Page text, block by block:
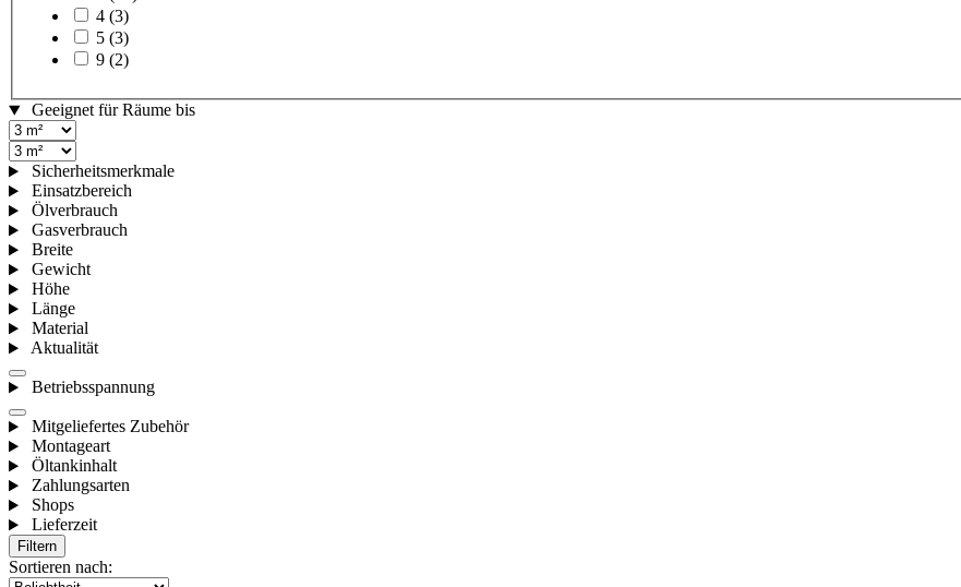
4 (3)
5 (3)
9 (2)
Geeignet für Räume bis
Sicherheitsmerkmale
Einsatzbereich
Ölverbrauch
Gasverbrauch
Breite
Gewicht
Höhe
Länge
Material
Aktualität
Betriebsspannung
Mitgeliefertes Zubehör
Montageart
Öltankinhalt
Zahlungsarten
Shops
Lieferzeit
Filtern
Sortieren nach: